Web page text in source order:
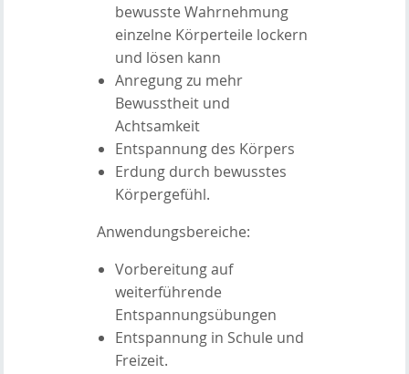
bewusste Wahrnehmung
einzelne Körperteile lockern
und lösen kann
Anregung zu mehr
Bewusstheit und
Achtsamkeit
Entspannung des Körpers
Erdung durch bewusstes
Körpergefühl.
Anwendungsbereiche:
Vorbereitung auf
weiterführende
Entspannungsübungen
Entspannung in Schule und
Freizeit.